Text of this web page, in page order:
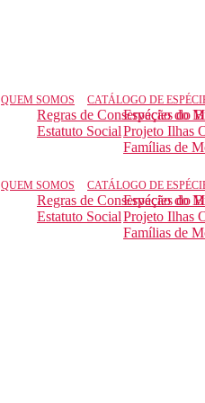
QUEM SOMOS
Regras de Conservação do
Estatuto Social
CATÁLOGO DE
Espécies do
Projeto Ilhas
Famílias de
QUEM SOMOS
Regras de Conservação do
Estatuto Social
CATÁLOGO DE
Espécies do
Projeto Ilhas
Famílias de